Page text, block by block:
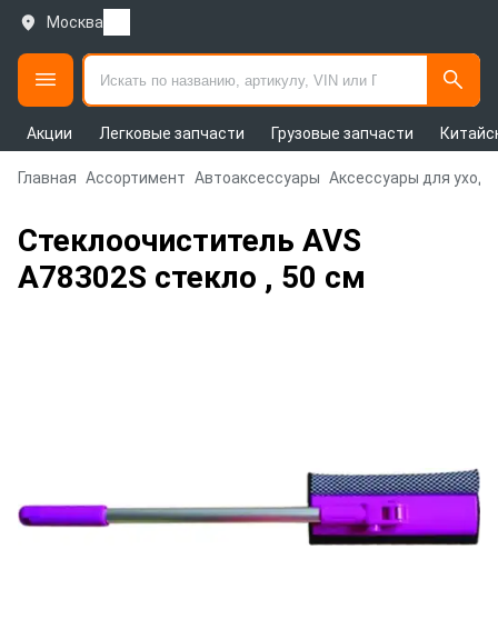
Москва
Акции Легковые запчасти Грузовые запчасти
Главная Ассортимент Автоаксессуары Аксессуары для
Стеклоочиститель AVS
A78302S стекло , 50 см